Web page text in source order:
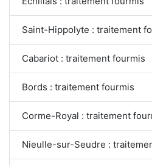
Saint-Hippolyte : traitement
Cabariot : traitement fourmis
Bords : traitement fourmis
Corme-Royal : traitement
Nieulle-sur-Seudre :